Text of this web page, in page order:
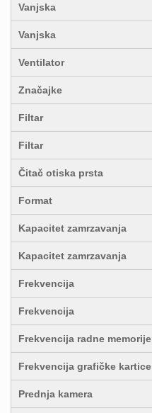
Vanjska
Vanjska
Ventilator
Značajke
Filtar
Filtar
Čitač otiska prsta
Format
Kapacitet zamrzavanja
Kapacitet zamrzavanja
Frekvencija
Frekvencija
Frekvencija radne memorije
Frekvencija grafičke kartice
Prednja kamera